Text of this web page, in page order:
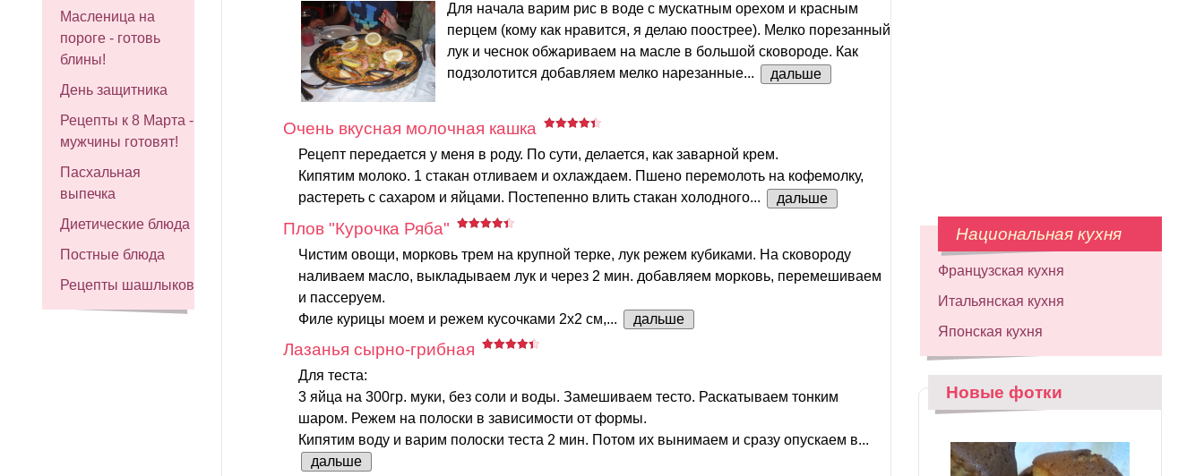
Масленица на
пороге - готовь
блины!
День защитника
Рецепты к 8 Марта -
мужчины готовят!
Пасхальная
выпечка
Диетические блюда
Постные блюда
Рецепты шашлыков
Для начала варим рис в воде с мускатным орехом и красным
перцем (кому как нравится, я делаю поострее). Мелко порезанный
лук и чеснок обжариваем на масле в большой сковороде. Как
подзолотится добавляем мелко нарезанные...
дальше
Очень вкусная молочная кашка
Рецепт передается у меня в роду. По сути, делается, как заварной крем.
Кипятим молоко. 1 стакан отливаем и охлаждаем. Пшено перемолоть на кофемолку,
растереть с сахаром и яйцами. Постепенно влить стакан холодного...
дальше
Плов "Курочка Ряба"
Чистим овощи, морковь трем на крупной терке, лук режем кубиками. На сковороду
наливаем масло, выкладываем лук и через 2 мин. добавляем морковь, перемешиваем
и пассеруем.
Филе курицы моем и режем кусочками 2х2 см,...
дальше
Лазанья сырно-грибная
Для теста:
3 яйца на 300гр. муки, без соли и воды. Замешиваем тесто. Раскатываем тонким
шаром. Режем на полоски в зависимости от формы.
Кипятим воду и варим полоски теста 2 мин. Потом их вынимаем и сразу опускаем в...
дальше
Национальная кухня
Французская кухня
Итальянская кухня
Японская кухня
Новые фотки